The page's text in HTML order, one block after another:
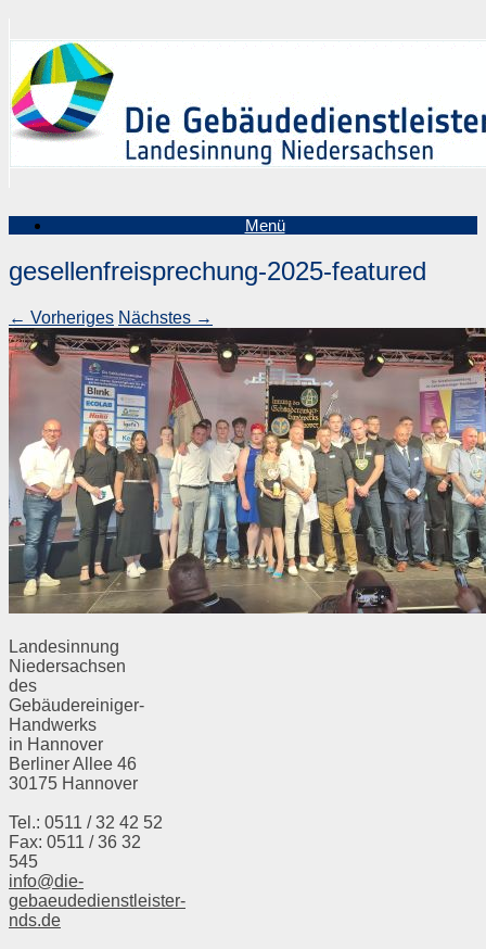
Inhalt
springen
Menü
gesellenfreisprechung-2025-featured
← Vorheriges Nächstes →
Landesinnung
Niedersachsen
des
Gebäudereiniger-
Handwerks
in Hannover
Berliner Allee 46
30175 Hannover
Tel.: 0511 / 32 42 52
Fax: 0511 / 36 32
545
info@die-
gebaeudedienstleister-
nds.de